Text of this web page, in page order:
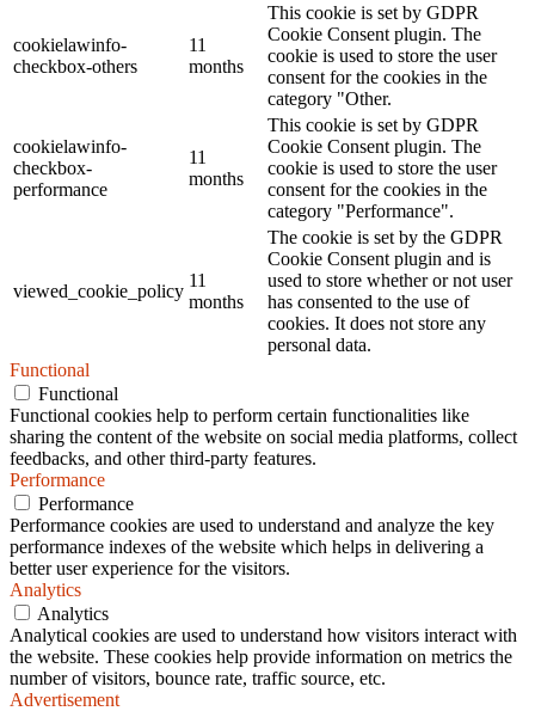
cookielawinfo-
checkbox-others
11
months
This cookie is set by GDPR
Cookie Consent plugin. The
cookie is used to store the user
consent for the cookies in the
category "Other.
cookielawinfo-
checkbox-
performance
11
months
This cookie is set by GDPR
Cookie Consent plugin. The
cookie is used to store the user
consent for the cookies in the
category "Performance".
viewed_cookie_policy
11
months
The cookie is set by the GDPR
Cookie Consent plugin and is
used to store whether or not user
has consented to the use of
cookies. It does not store any
personal data.
Functional
Functional
Functional cookies help to perform certain functionalities like
sharing the content of the website on social media platforms, collect
feedbacks, and other third-party features.
Performance
Performance
Performance cookies are used to understand and analyze the key
performance indexes of the website which helps in delivering a
better user experience for the visitors.
Analytics
Analytics
Analytical cookies are used to understand how visitors interact with
the website. These cookies help provide information on metrics the
number of visitors, bounce rate, traffic source, etc.
Advertisement